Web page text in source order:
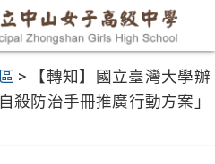
>
【轉知】國立臺灣大學辦
殺防治手冊推廣行動方案」